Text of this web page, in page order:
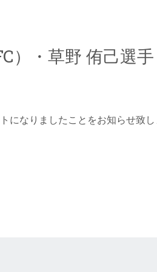
）・草野 侑己選
になりましたことをお知らせ致し